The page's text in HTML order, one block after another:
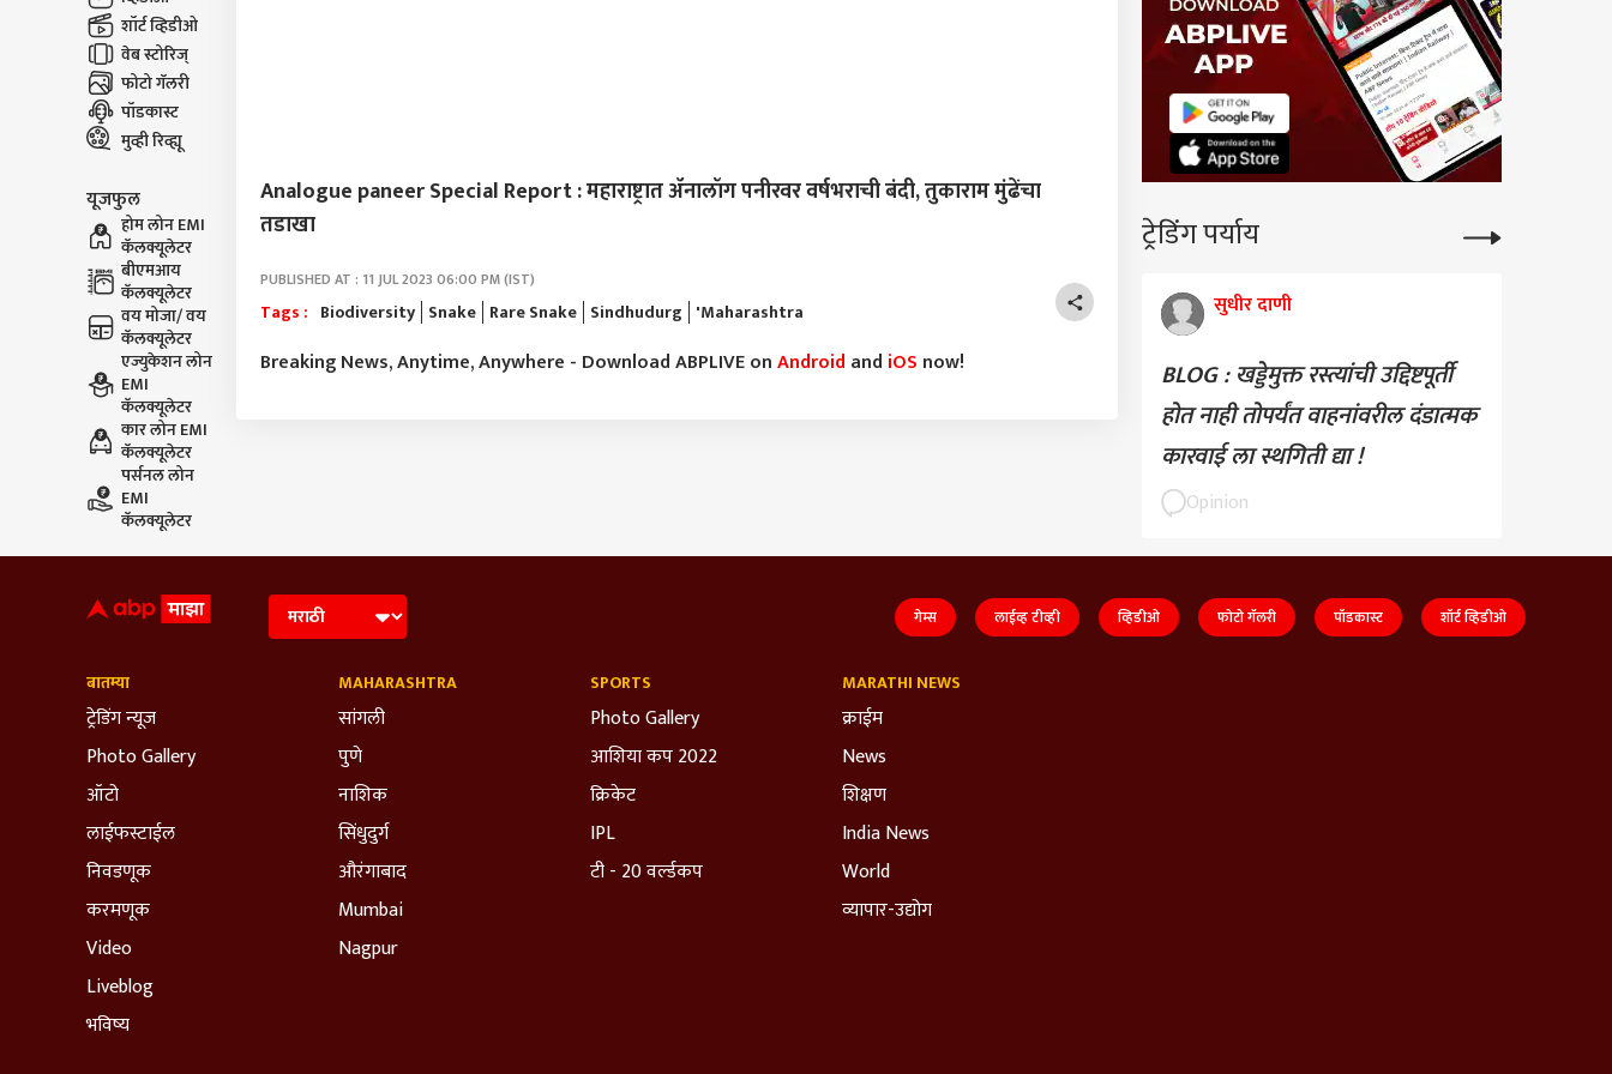
शॉर्ट व्हिडीओ
वेब स्टोरिज्
फोटो गॅलरी
पॉडकास्ट
मुव्ही रिव्ह्यू
यूजफुल
होम लोन EMI
कॅलक्यूलेटर
बीएमआय
कॅलक्यूलेटर
वय मोजा/ वय
कॅलक्यूलेटर
एज्युकेशन लोन
EMI
कॅलक्यूलेटर
कार लोन EMI
कॅलक्यूलेटर
पर्सनल लोन
EMI
कॅलक्यूलेटर
Analogue paneer Special Report : महाराष्ट्रात ॲनालॉग पनीरवर वर्षभराची बंदी, तुकाराम मुंढेंचा
तडाखा
PUBLISHED AT : 11 JUL 2023 06:00 PM (IST)
Tags : Biodiversity Snake Rare Snake Sindhudurg 'Maharashtra
Breaking News, Anytime, Anywhere - Download ABPLIVE onAndroid and iOS now!
ट्रेडिंग पर्याय
सुधीर दाणी
BLOG : खड्डेमुक्त रस्त्यांची उद्दिष्टपूर्ती
होत नाही तोपर्यंत वाहनांवरील दंडात्मक
कारवाई ला स्थगिती द्या !
Opinion
गेम्स लाईव्ह टीव्ही व्हिडीओ फोटो गॅलरी पॉडकास्ट शॉर्ट व्हिडीओ
बातम्या
ट्रेडिंग न्यूज
Photo Gallery
ऑटो
लाईफस्टाईल
निवडणूक
करमणूक
Video
Liveblog
भविष्य
MAHARASHTRA
सांगली
पुणे
नाशिक
सिंधुदुर्ग
औरंगाबाद
Mumbai
Nagpur
SPORTS
Photo Gallery
आशिया कप 2022
क्रिकेट
IPL
टी - 20 वर्ल्डकप
MARATHI NEWS
क्राईम
News
शिक्षण
India News
World
व्यापार-उद्योग